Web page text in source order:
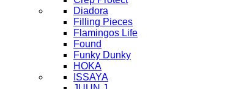
Diadora
Filling Pieces
Flamingos Life
Found
Funky Dunky
HOKA
ISSAYA